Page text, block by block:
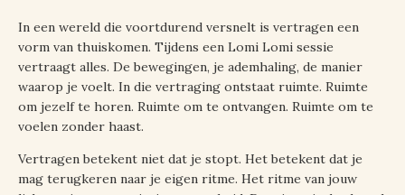
In een wereld die voortdurend versnelt is vertragen een
vorm van thuiskomen. Tijdens een Lomi Lomi sessie
vertraagt alles. De bewegingen, je ademhaling, de manier
waarop je voelt. In die vertraging ontstaat ruimte. Ruimte
om jezelf te horen. Ruimte om te ontvangen. Ruimte om te
voelen zonder haast.
Vertragen betekent niet dat je stopt. Het betekent dat je
mag terugkeren naar je eigen ritme. Het ritme van jouw